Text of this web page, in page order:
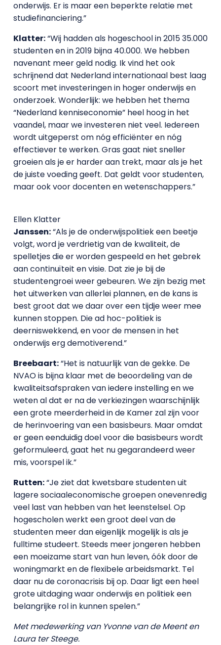
onderwijs. Er is maar een beperkte relatie met
studiefinanciering.”
Klatter:“Wij hadden als hogeschool in 2015 35.000
studenten en in 2019 bijna 40.000. We hebben
navenant meer geld nodig. Ik vind het ook
schrijnend dat Nederland internationaal best laag
scoort met investeringen in hoger onderwijs en
onderzoek. Wonderlijk: we hebben het thema
“Nederland kenniseconomie” heel hoog in het
vaandel, maar we investeren niet veel. Iedereen
wordt uitgeperst om nóg efficiënter en nóg
effectiever te werken. Gras gaat niet sneller
groeien als je er harder aan trekt, maar als je het
de juiste voeding geeft. Dat geldt voor studenten,
maar ook voor docenten en wetenschappers.”
Ellen Klatter
Janssen:“Als je de onderwijspolitiek een beetje
volgt, word je verdrietig van de kwaliteit, de
spelletjes die er worden gespeeld en het gebrek
aan continuïteit en visie. Dat zie je bij de
studentengroei weer gebeuren. We zijn bezig met
het uitwerken van allerlei plannen, en de kans is
best groot dat we daar over een tijdje weer mee
kunnen stoppen. Die ad hoc-politiek is
deerniswekkend, en voor de mensen in het
onderwijs erg demotiverend.”
Breebaart:“Het is natuurlijk van de gekke. De
NVAO is bijna klaar met de beoordeling van de
kwaliteitsafspraken van iedere instelling en we
weten al dat er na de verkiezingen waarschijnlijk
een grote meerderheid in de Kamer zal zijn voor
de herinvoering van een basisbeurs. Maar omdat
er geen eenduidig doel voor die basisbeurs wordt
geformuleerd, gaat het nu gegarandeerd weer
mis, voorspel ik.”
Rutten:“Je ziet dat kwetsbare studenten uit
lagere sociaaleconomische groepen onevenredig
veel last van hebben van het leenstelsel. Op
hogescholen werkt een groot deel van de
studenten meer dan eigenlijk mogelijk is als je
fulltime studeert. Steeds meer jongeren hebben
een moeizame start van hun leven, óók door de
woningmarkt en de flexibele arbeidsmarkt. Tel
daar nu de coronacrisis bij op. Daar ligt een heel
grote uitdaging waar onderwijs en politiek een
belangrijke rol in kunnen spelen.”
Met medewerking van Yvonne van de Meent en
Laura ter Steege.